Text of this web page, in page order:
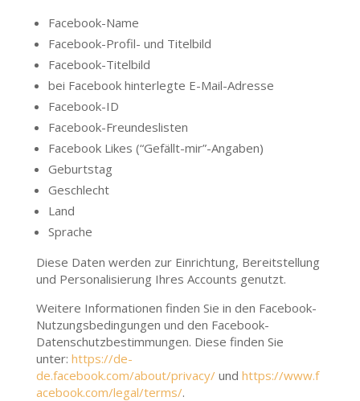
Facebook-Name
Facebook-Profil- und Titelbild
Facebook-Titelbild
bei Facebook hinterlegte E-Mail-Adresse
Facebook-ID
Facebook-Freundeslisten
Facebook Likes (“Gefällt-mir”-Angaben)
Geburtstag
Geschlecht
Land
Sprache
Diese Daten werden zur Einrichtung, Bereitstellung
und Personalisierung Ihres Accounts genutzt.
Weitere Informationen finden Sie in den Facebook-
Nutzungsbedingungen und den Facebook-
Datenschutzbestimmungen. Diese finden Sie
unter: https://de-
de.facebook.com/about/privacy/und https://www.f
acebook.com/legal/terms/.